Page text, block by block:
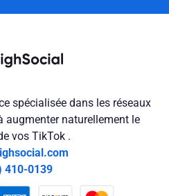
spécialisée dans les réseaux
augmenter naturellement le
vos TikTok .
410-0139